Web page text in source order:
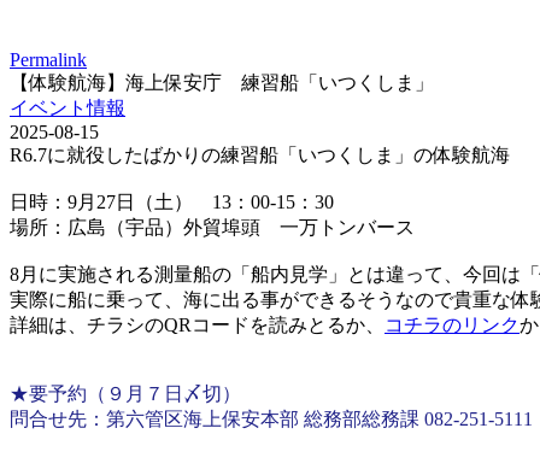
Permalink
【体験航海】海上保安庁 練習船「いつくしま」
イベント情報
2025-08-15
R6.7に就役したばかりの練習船「いつくしま」の体験航海
日時：9月27日（土） 13：00-15：30
場所：広島（宇品）外貿埠頭 一万トンバース
8月に実施される測量船の「船内見学」とは違って、今回は「
実際に船に乗って、海に出る事ができるそうなので貴重な体
詳細は、チラシのQRコードを読みとるか、
コチラのリンク
★要予約（９月７日〆切）
問合せ先：第六管区海上保安本部 総務部総務課 082-251-5111